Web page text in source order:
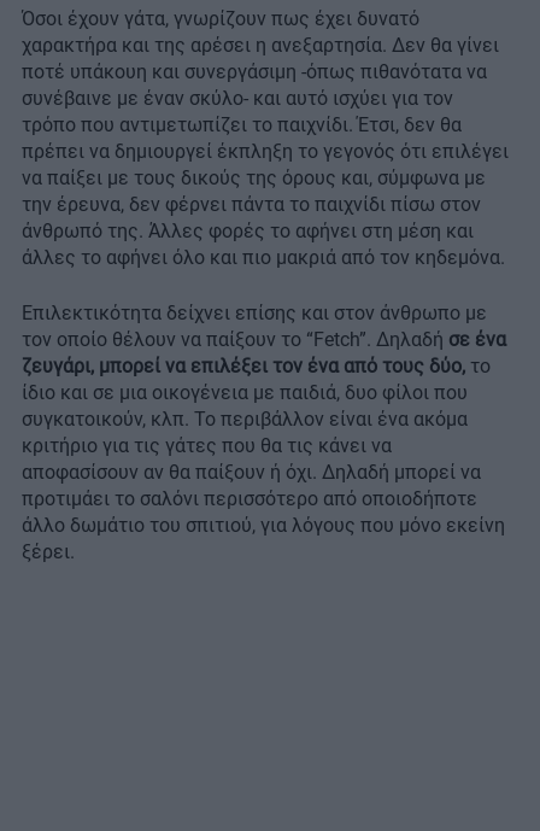
Όσοι έχουν γάτα, γνωρίζουν πως έχει δυνατό
χαρακτήρα και της αρέσει η ανεξαρτησία. Δεν θα γίνει
ποτέ υπάκουη και συνεργάσιμη -όπως πιθανότατα να
συνέβαινε με έναν σκύλο- και αυτό ισχύει για τον
τρόπο που αντιμετωπίζει το παιχνίδι. Έτσι, δεν θα
πρέπει να δημιουργεί έκπληξη το γεγονός ότι επιλέγει
να παίξει με τους δικούς της όρους και, σύμφωνα με
την έρευνα, δεν φέρνει πάντα το παιχνίδι πίσω στον
άνθρωπό της. Άλλες φορές το αφήνει στη μέση και
άλλες το αφήνει όλο και πιο μακριά από τον κηδεμόνα.
Επιλεκτικότητα δείχνει επίσης και στον άνθρωπο με
τον οποίο θέλουν να παίξουν το “Fetch”. Δηλαδή σε ένα
ζευγάρι, μπορεί να επιλέξει τον ένα από τους δύο, το
ίδιο και σε μια οικογένεια με παιδιά, δυο φίλοι που
συγκατοικούν, κλπ. Το περιβάλλον είναι ένα ακόμα
κριτήριο για τις γάτες που θα τις κάνει να
αποφασίσουν αν θα παίξουν ή όχι. Δηλαδή μπορεί να
προτιμάει το σαλόνι περισσότερο από οποιοδήποτε
άλλο δωμάτιο του σπιτιού, για λόγους που μόνο εκείνη
ξέρει.